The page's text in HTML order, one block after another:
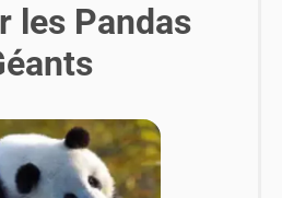
les Pandas